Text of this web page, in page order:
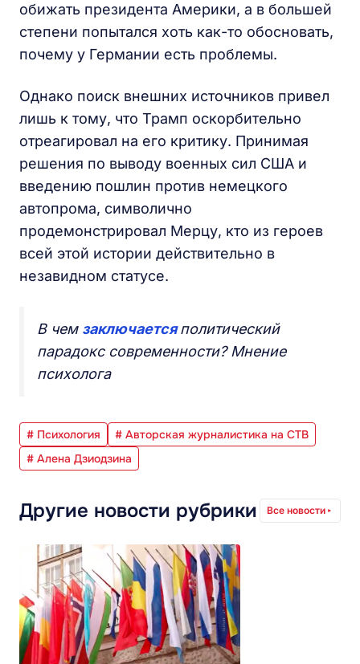
обижать президента Америки, а в большей
степени попытался хоть как-то обосновать,
почему у Германии есть проблемы.
Однако поиск внешних источников привел
лишь к тому, что Трамп оскорбительно
отреагировал на его критику. Принимая
решения по выводу военных сил США и
введению пошлин против немецкого
автопрома, символично
продемонстрировал Мерцу, кто из героев
всей этой истории действительно в
незавидном статусе.
В чем заключаетсяполитический
парадокс современности? Мнение
психолога
# Психология
# Авторская журналистика на СТВ
# Алена Дзиодзина
Другие новости рубрики Все новости